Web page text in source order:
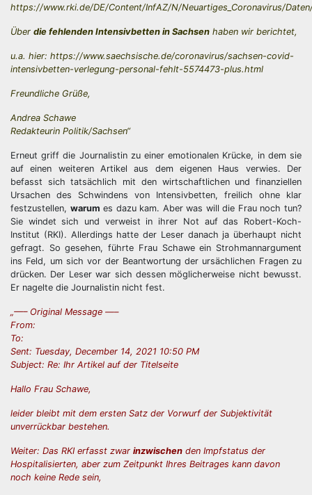
https://www.rki.de/DE/Content/InfAZ/N/Neuartiges_Coronavirus/
Über die fehlenden Intensivbetten in Sachsen haben wir berichtet,
u.a. hier: https://www.saechsische.de/coronavirus/sachsen-covid-
intensivbetten-verlegung-personal-fehlt-5574473-plus.html
Freundliche Grüße,
Andrea Schawe
Redakteurin Politik/Sachsen“
Erneut griff die Journalistin zu einer emotionalen Krücke, in dem sie
auf einen weiteren Artikel aus dem eigenen Haus verwies. Der
befasst sich tatsächlich mit den wirtschaftlichen und finanziellen
Ursachen des Schwindens von Intensivbetten, freilich ohne klar
festzustellen, warum es dazu kam. Aber was will die Frau noch tun?
Sie windet sich und verweist in ihrer Not auf das Robert-Koch-
Institut (RKI). Allerdings hatte der Leser danach ja überhaupt nicht
gefragt. So gesehen, führte Frau Schawe ein Strohmannargument
ins Feld, um sich vor der Beantwortung der ursächlichen Fragen zu
drücken. Der Leser war sich dessen möglicherweise nicht bewusst.
Er nagelte die Journalistin nicht fest.
„—– Original Message —–
From:
To:
Sent: Tuesday, December 14, 2021 10:50 PM
Subject: Re: Ihr Artikel auf der Titelseite
Hallo Frau Schawe,
leider bleibt mit dem ersten Satz der Vorwurf der Subjektivität
unverrückbar bestehen.
Weiter: Das RKI erfasst zwar inzwischen den Impfstatus der
Hospitalisierten, aber zum Zeitpunkt Ihres Beitrages kann davon
noch keine Rede sein,